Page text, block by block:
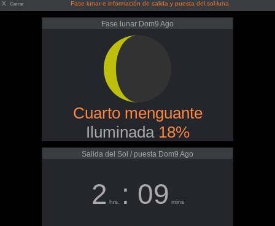
X Cerrar Fase lunar e información de salida y puesta del sol-luna
Fase lunar Dom9 Ago
Cuarto menguante
Iluminada 18%
Salida del Sol / puesta Dom9 Ago
2 hrs. : 09 mins